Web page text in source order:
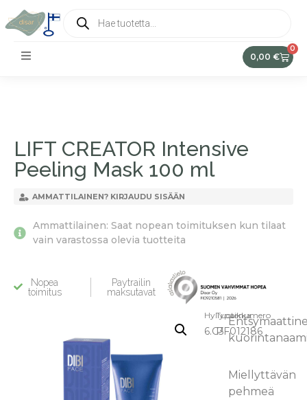
0,00 €
0
Hyllypaikka:
6.C3
Tuotenumero
PF012186
Miellyttävän
pehmeä
LIFT CREATOR Intensive
Peeling Mask 100 ml
AMMATTILAINEN? KIRJAUDU SISÄÄN
Ammattilainen: Saat nopean toimituksen kun tilaat
vain varastossa olevia tuotteita
Nopea
toimitus
Paytrailin
maksutavat